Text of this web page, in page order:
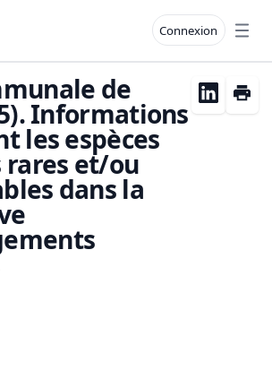
Connexion
de
Informations
les espèces
et/ou
dans la